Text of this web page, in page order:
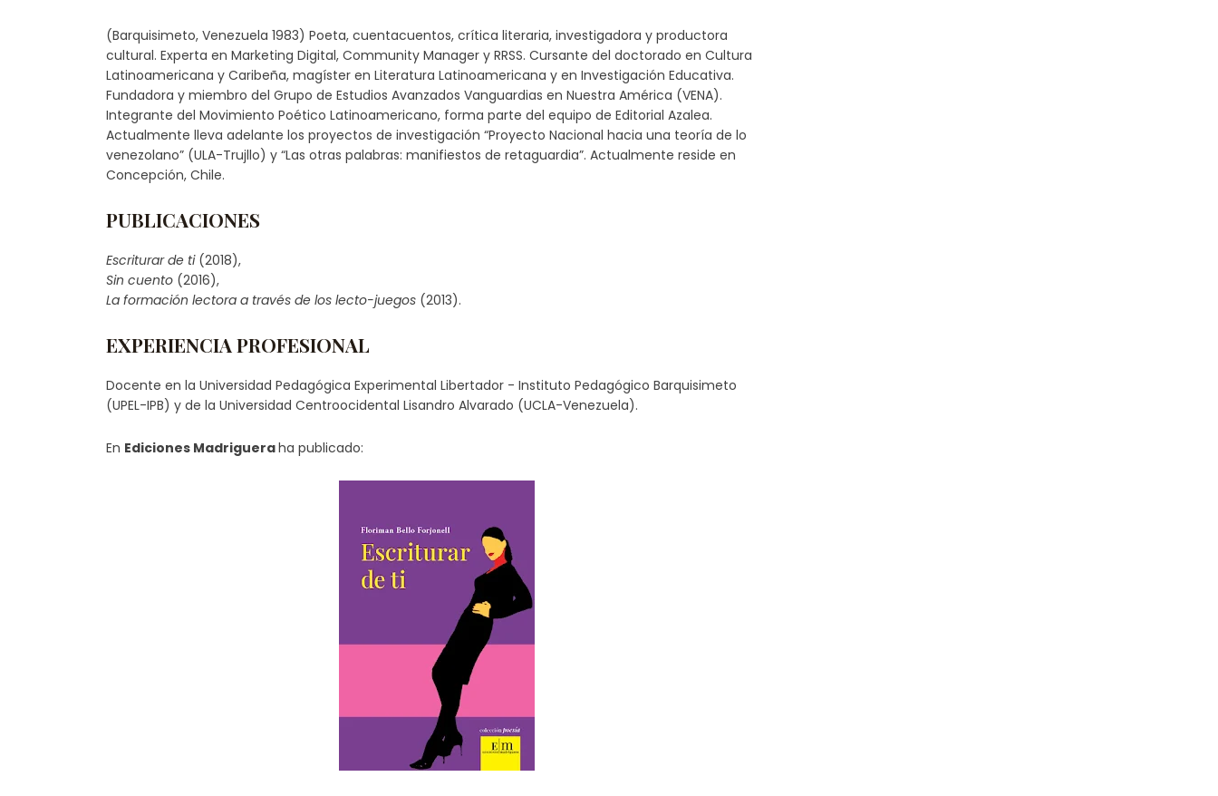
(Barquisimeto, Venezuela 1983) Poeta, cuentacuentos, crítica literaria, investigadora y productora
cultural. Experta en Marketing Digital, Community Manager y RRSS. Cursante del doctorado en Cultura
Latinoamericana y Caribeña, magíster en Literatura Latinoamericana y en Investigación Educativa.
Fundadora y miembro del Grupo de Estudios Avanzados Vanguardias en Nuestra América (VENA).
Integrante del Movimiento Poético Latinoamericano, forma parte del equipo de Editorial Azalea.
Actualmente lleva adelante los proyectos de investigación “Proyecto Nacional hacia una teoría de lo
venezolano” (ULA-Trujllo) y “Las otras palabras: manifiestos de retaguardia”. Actualmente reside en
Concepción, Chile.
PUBLICACIONES
Escriturar de ti(2018),
Sin cuento (2016),
La formación lectora a través de los lecto-juegos (2013).
EXPERIENCIA PROFESIONAL
Docente en la Universidad Pedagógica Experimental Libertador - Instituto Pedagógico Barquisimeto
(UPEL-IPB) y de la Universidad Centroocidental Lisandro Alvarado (UCLA-Venezuela).
En Ediciones Madrigueraha publicado: